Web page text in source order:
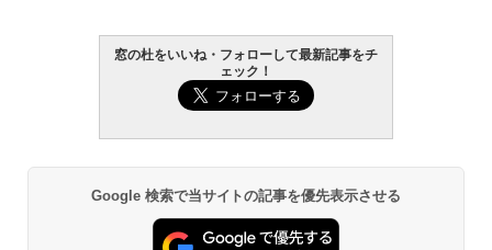
窓の杜をいいね・フォローして最新記事をチ
ェック！
Google 検索で当サイトの記事を優先表示させる